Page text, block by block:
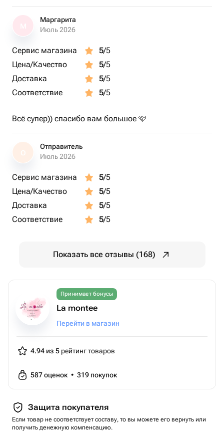
Маргарита
Июль 2026
Сервис магазина 5/5
Цена/Качество
5/5
Доставка
5/5
Соответствие
5/5
Всё супер)) спасибо вам большое 🩷
О
Отправитель
Июль 2026
Сервис магазина 5/5
Цена/Качество
5/5
Доставка
5/5
Соответствие
5/5
Показать все отзывы (168)
Принимает бонусы
La montee
Перейти в магазин
4.94 из 5 рейтинг товаров
587оценок • 319 покупок
Защита покупателя
Если товар не соответствует составу, то вы можете его вернуть или
получить денежную компенсацию.